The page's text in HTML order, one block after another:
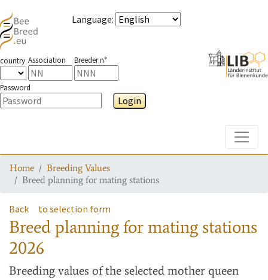
Language:
country Association Breeder n°
Password
Login
Home
Breeding Values
Breed planning for mating stations
Back to selection form
Breed planning for mating stations
2026
Breeding values of the selected mother queen